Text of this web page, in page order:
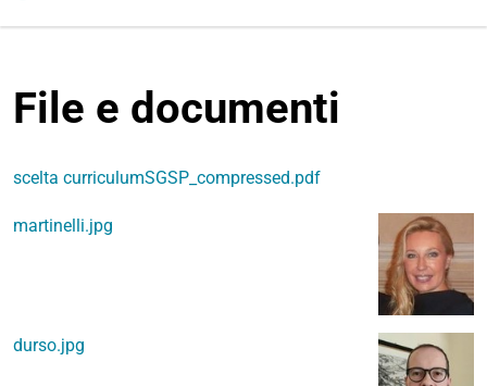
File e documenti
scelta curriculumSGSP_compressed.pdf
martinelli.jpg
durso.jpg